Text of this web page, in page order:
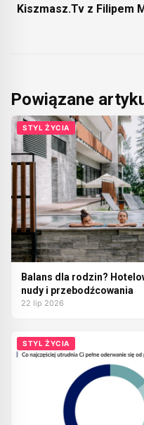
Kiszmasz.Tv z Filipem
Powiązane
STYL ŻYCIA
Balans dla rodzin?
nudy i przebodźcowania
22 lip 2026
STYL ŻYCIA